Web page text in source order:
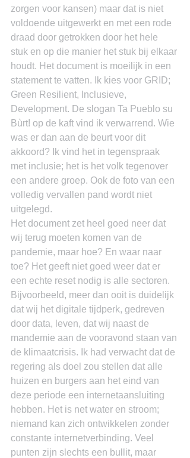
zorgen voor kansen) maar dat is niet
voldoende uitgewerkt en met een rode
draad door getrokken door het hele
stuk en op die manier het stuk bij elkaar
houdt. Het document is moeilijk in een
statement te vatten. Ik kies voor GRID;
Green Resilient, Inclusieve,
Development. De slogan Ta Pueblo su
Bùrt! op de kaft vind ik verwarrend. Wie
was er dan aan de beurt voor dit
akkoord? Ik vind het in tegenspraak
met inclusie; het is het volk tegenover
een andere groep. Ook de foto van een
volledig vervallen pand wordt niet
uitgelegd.
Het document zet heel goed neer dat
wij terug moeten komen van de
pandemie, maar hoe? En waar naar
toe? Het geeft niet goed weer dat er
een echte reset nodig is alle sectoren.
Bijvoorbeeld, meer dan ooit is duidelijk
dat wij het digitale tijdperk, gedreven
door data, leven, dat wij naast de
mandemie aan de vooravond staan van
de klimaatcrisis. Ik had verwacht dat de
regering als doel zou stellen dat alle
huizen en burgers aan het eind van
deze periode een internetaansluiting
hebben. Het is net water en stroom;
niemand kan zich ontwikkelen zonder
constante internetverbinding. Veel
punten zijn slechts een bullit, maar